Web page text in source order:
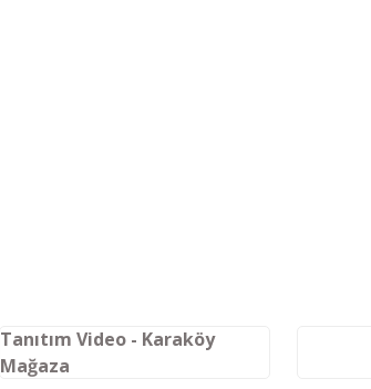
Tanıtım Video - Karaköy
Mağaza